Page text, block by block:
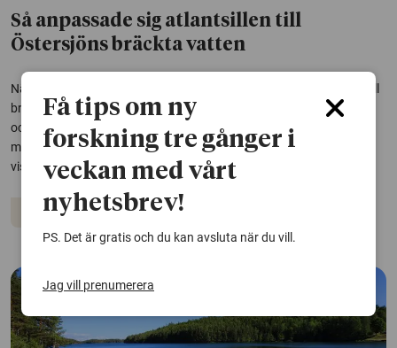
Så anpassade sig atlantsillen till
Östersjöns bräckta vatten
När atlantsillen koloniserade Östersjön behövde den anpassa sig till
bräckt vatten. Gener som är viktiga för funktionen av spermier, ägg
och embryon har spelat en central roll i anpassningen och
mutationer i fyra specifika gener har varit särskilt betydelsefulla,
visar en studie.
Fiskar Djur Östersjön
Få tips om ny
forskning tre gånger i
veckan med vårt
nyhetsbrev!
PS. Det är gratis och du kan avsluta när du vill.
Jag vill prenumerera